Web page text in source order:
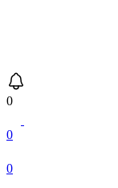
0
0
0